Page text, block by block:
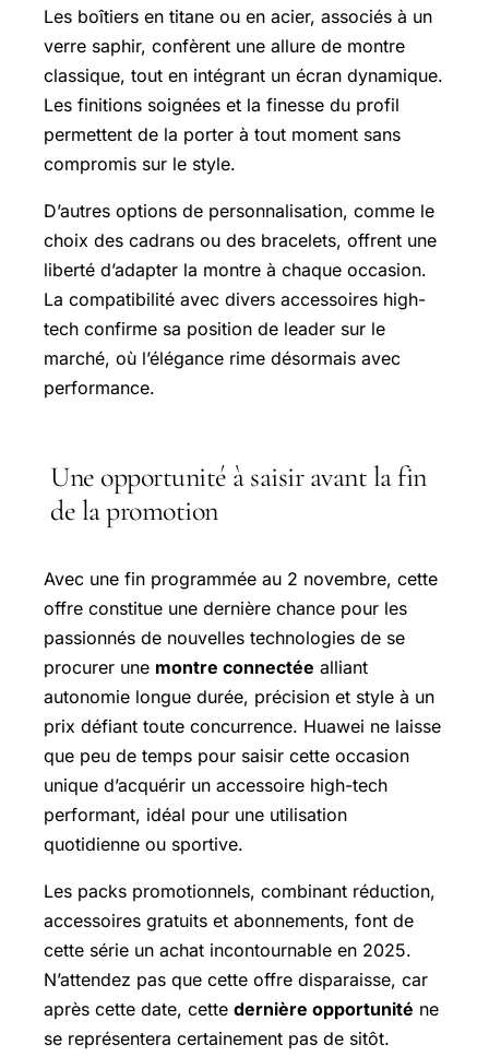
Les boîtiers en titane ou en acier, associés à un
verre saphir, confèrent une allure de montre
classique, tout en intégrant un écran dynamique.
Les finitions soignées et la finesse du profil
permettent de la porter à tout moment sans
compromis sur le style.
D’autres options de personnalisation, comme le
choix des cadrans ou des bracelets, offrent une
liberté d’adapter la montre à chaque occasion.
La compatibilité avec divers accessoires high-
tech confirme sa position de leader sur le
marché, où l’élégance rime désormais avec
performance.
Une opportunité à saisir avant la fin
de la promotion
Avec une fin programmée au 2 novembre, cette
offre constitue une dernière chance pour les
passionnés de nouvelles technologies de se
procurer une montre connectée alliant
autonomie longue durée, précision et style à un
prix défiant toute concurrence. Huawei ne laisse
que peu de temps pour saisir cette occasion
unique d’acquérir un accessoire high-tech
performant, idéal pour une utilisation
quotidienne ou sportive.
Les packs promotionnels, combinant réduction,
accessoires gratuits et abonnements, font de
cette série un achat incontournable en 2025.
N’attendez pas que cette offre disparaisse, car
après cette date, cette dernière opportunité ne
se représentera certainement pas de sitôt.